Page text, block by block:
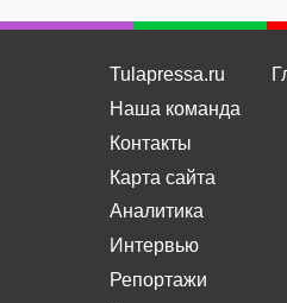
Tulapressa.ru
Наша команда
Контакты
Карта сайта
Аналитика
Интервью
Репортажи